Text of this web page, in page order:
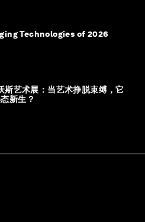
Technologies of 2026
斯艺术展：当艺术挣脱束缚，它
新生？